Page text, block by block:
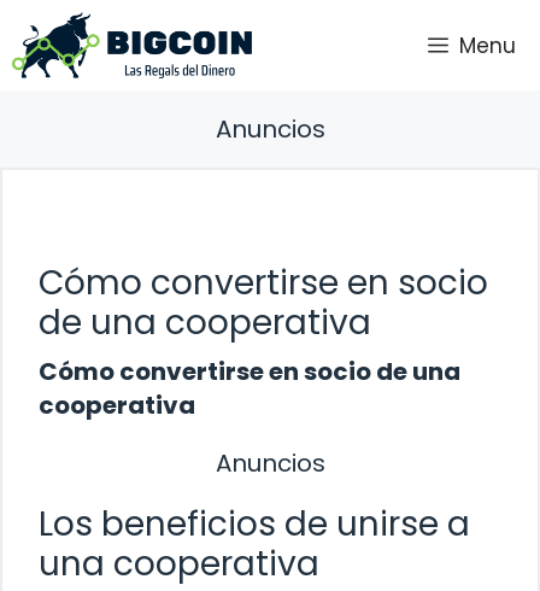
Saltar
al
contenido
Menu
Anuncios
Cómo convertirse en socio
de una cooperativa
Cómo convertirse en socio de una
cooperativa
Anuncios
Los beneficios de unirse a
una cooperativa